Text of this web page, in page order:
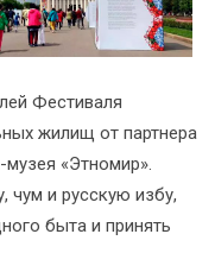
Фестиваля
жилищ от партнера
«Этномир».
чум и русскую избу,
быта и принять